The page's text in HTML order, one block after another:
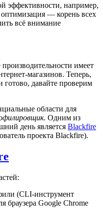
эффективности, например,
— корень всех
всё внимание
имеет
магазинов. Теперь,
готово, давайте проверим
области для
. Одним из
день является Blackfire
проекта Blackfire).
(CLI-инструмент
браузера Google Chrome